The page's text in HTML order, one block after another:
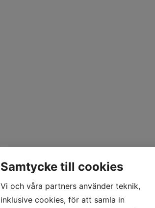
Samtycke till cookies
Vi och våra partners använder teknik,
inklusive cookies, för att samla in